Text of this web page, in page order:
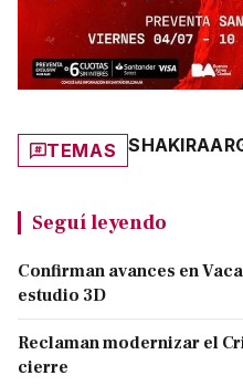
TEMAS SHAKIRA
Seguí leyendo
Confirman avances en
estudio 3D
Reclaman modernizar el
cierre